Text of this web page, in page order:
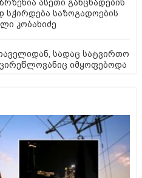
ასეთი განცხადების
სჭირდება საზოგადოების
კობახიძე
სადაც სატვირთო
იმყოფებოდა